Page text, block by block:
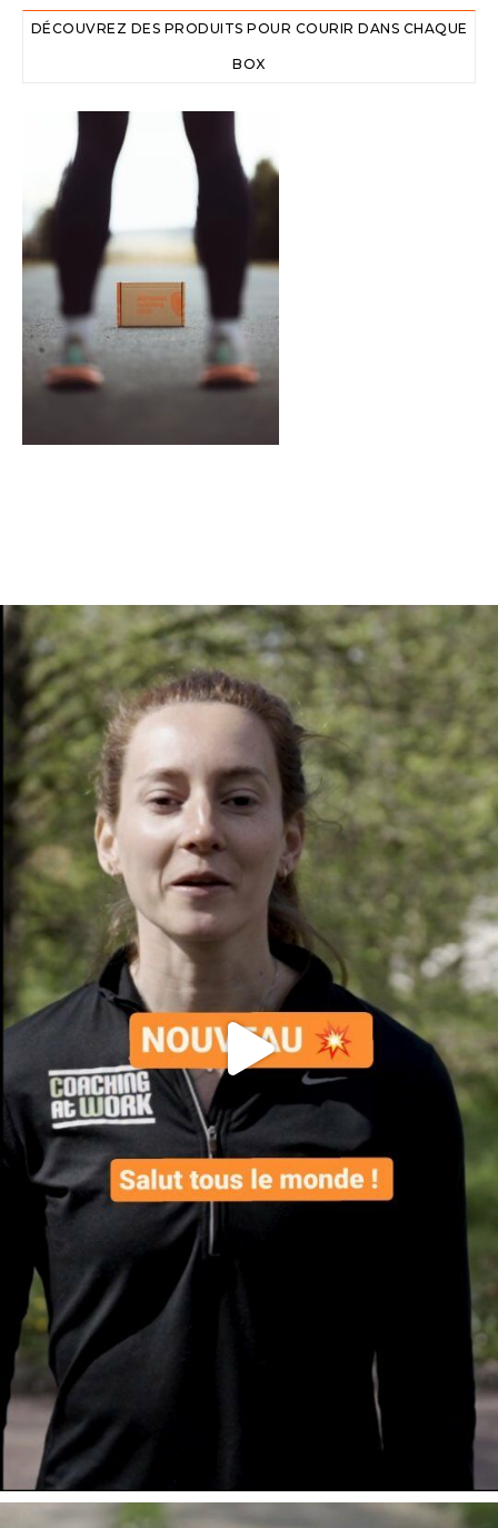
DÉCOUVREZ DES PRODUITS POUR COURIR DANS CHAQUE
BOX
En tant qu'abonné, découvre des conten